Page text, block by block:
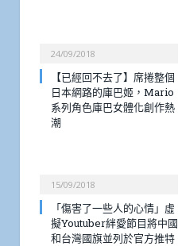
24/09/2018
【已經回不去了】席捲整個
日本網路的庫巴姬，Mario
系列角色庫巴女體化創作熱
潮
15/09/2018
「傷害了一些人的心情」虛
擬Youtuber絆愛節目將中國
和台灣國旗並列於官方推特